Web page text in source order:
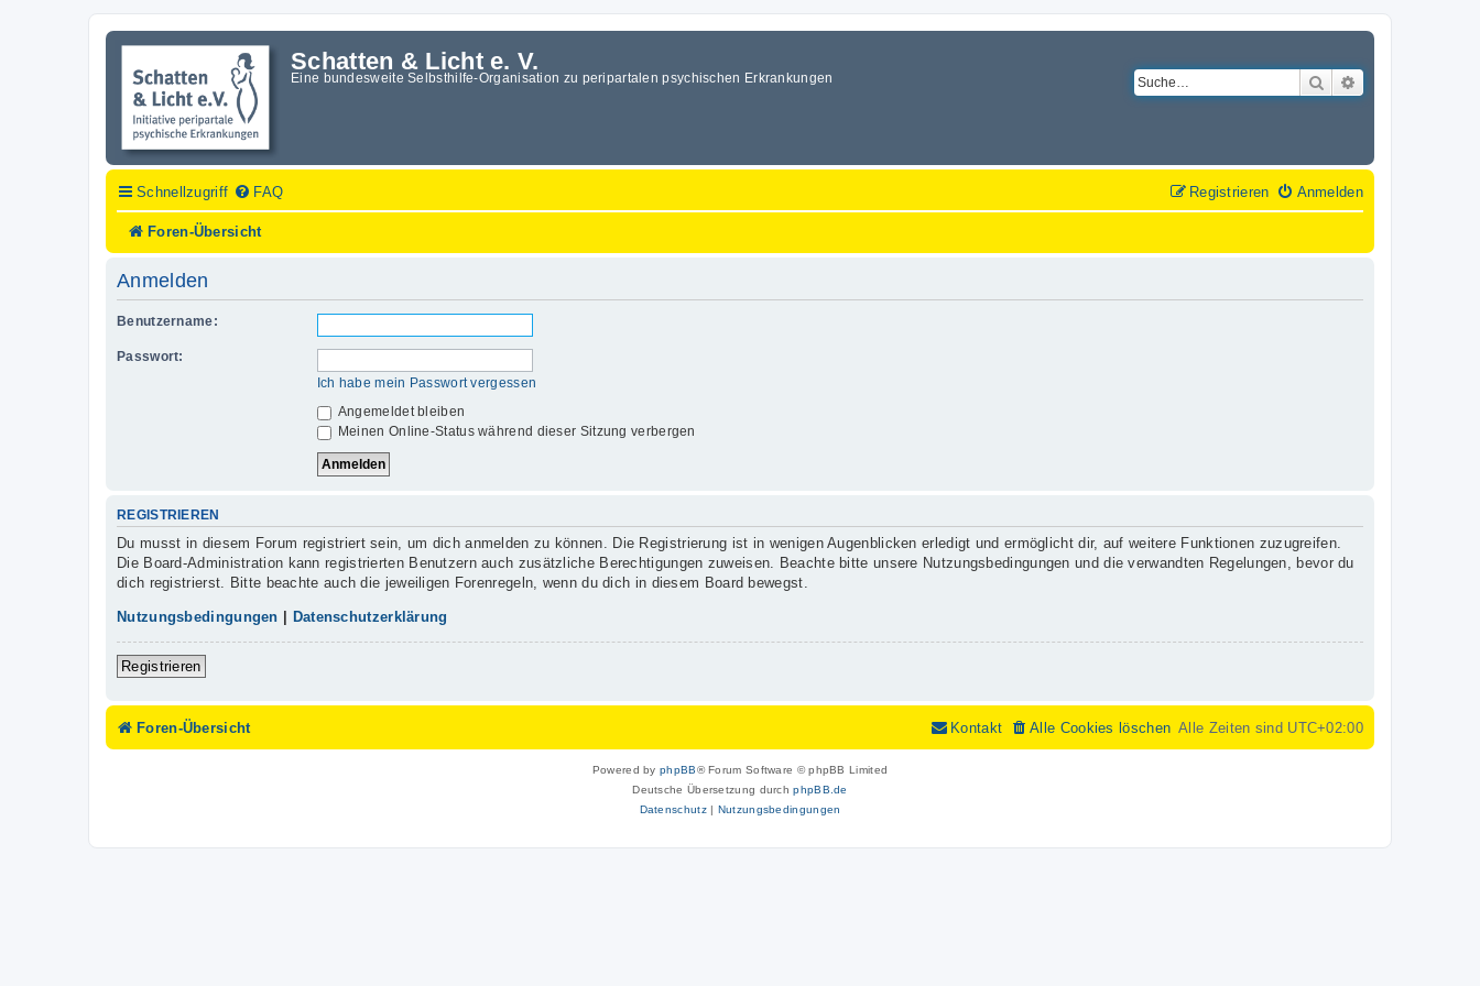
Schatten & Licht e. V.
Eine bundesweite Selbsthilfe-Organisation zu peripartalen psychischen Erkrankungen Suche
Schnellzugriff FAQ Anmelden
Registrieren
Foren-Übersicht
Anmelden
Benutzername:
Passwort:
Ich habe mein Passwort vergessen
Angemeldet bleiben
Meinen Online-Status während dieser Sitzung verbergen
REGISTRIEREN
Du musst in diesem Forum registriert sein, um dich anmelden zu können. Die Registrierung ist in wenigen Augenblicken erledigt und ermöglicht dir, auf weitere Funktionen zuzugreifen.
Die Board-Administration kann registrierten Benutzern auch zusätzliche Berechtigungen zuweisen. Beachte bitte unsere Nutzungsbedingungen und die verwandten Regelungen, bevor du
dich registrierst. Bitte beachte auch die jeweiligen Forenregeln, wenn du dich in diesem Board bewegst.
Nutzungsbedingungen Datenschutzerklärung
Registrieren
Foren-Übersicht Alle Zeiten sind UTC+02:00
Alle Cookies löschen
Kontakt
Powered byphpBB® Forum Software © phpBB Limited
Deutsche Übersetzung durchphpBB.de
Datenschutz| Nutzungsbedingungen